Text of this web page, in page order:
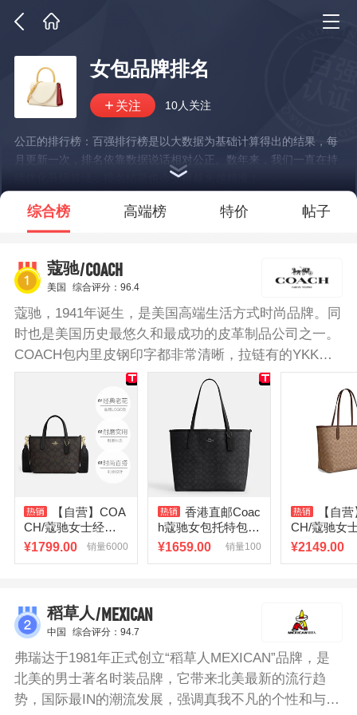
女包品牌排名
10人关注
公正的排行榜：百强排行榜是以大数据为基础计算得出的结果，每
月更新一次，排名依靠数据说话相对公正。数年来，我们一直在持
续优化升级算法，排名结果也会变得越来越精准！
*说明：仅展示部分数据
综合榜 高端榜 特价 帖子
蔻驰/COACH
美国 综合评分：96.4
蔻驰，1941年诞生，是美国高端生活方式时尚品牌。同
时也是美国历史最悠久和最成功的皮革制品公司之一。
COACH包内里皮钢印字都非常清晰，拉链有的YKK的
字样在上面（多为小手包），拉链色质均匀。做工精细
讲究，线缝针脚均匀，不会出现仿包跑线、短线、跳
线、针脚不匀或间隔过宽等情况。皮革有一股浓浓的皮
味，且它的皮革经过特殊处理，故味道和一般的牛皮有
些不同，COACH每个皮包卷边处都会经过精心修整，
肩带等都会以火漆封边，不会出现粗糙的毛边现象。
高质量原料，是非常适合时尚名媛的高级品牌。
【自营】COA
CH/蔻驰女士经典
标志CITY系列手提
¥1799.00 销量6000
香港直邮Coac
h蔻驰女包托特包CI
TY系列大号老花通
¥1659.00 销量100
【自
CH/蔻驰女
大号单肩手
¥2149.00
稻草人/MEXICAN
中国 综合评分：94.7
弗瑞达于1981年正式创立“稻草人MEXICAN”品牌，是
北美的男士著名时装品牌，它带来北美最新的流行趋
势，国际最IN的潮流发展，强调真我不凡的个性和与众